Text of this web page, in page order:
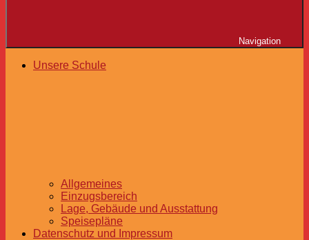
Navigation
Unsere Schule
Allgemeines
Einzugsbereich
Lage, Gebäude und Ausstattung
Speisepläne
Datenschutz und Impressum